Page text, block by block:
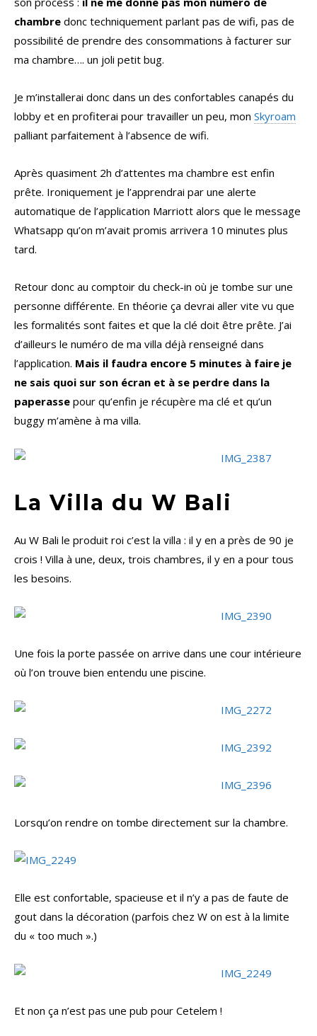
chambre donc techniquement parlant pas de wifi, pas de
possibilité de prendre des consommations à facturer sur
ma chambre…. un joli petit bug.
Je m’installerai donc dans un des confortables canapés du
lobby et en profiterai pour travailler un peu, mon Skyroam
palliant parfaitement à l’absence de wifi.
Après quasiment 2h d’attentes ma chambre est enfin
prête. Ironiquement je l’apprendrai par une alerte
automatique de l’application Marriott alors que le message
Whatsapp qu’on m’avait promis arrivera 10 minutes plus
tard.
Retour donc au comptoir du check-in où je tombe sur une
personne différente. En théorie ça devrai aller vite vu que
les formalités sont faites et que la clé doit être prête. J’ai
d’ailleurs le numéro de ma villa déjà renseigné dans
l’application. Mais il faudra encore 5 minutes à faire je
ne sais quoi sur son écran et à se perdre dans la
paperasse pour qu’enfin je récupère ma clé et qu’un
buggy m’amène à ma villa.
La Villa du W Bali
Au W Bali le produit roi c’est la villa : il y en a près de 90 je
crois ! Villa à une, deux, trois chambres, il y en a pour tous
les besoins.
Une fois la porte passée on arrive dans une cour intérieure
où l’on trouve bien entendu une piscine.
Lorsqu’on rendre on tombe directement sur la chambre.
Elle est confortable, spacieuse et il n’y a pas de faute de
gout dans la décoration (parfois chez W on est à la limite
du « too much ».)
Et non ça n’est pas une pub pour Cetelem !